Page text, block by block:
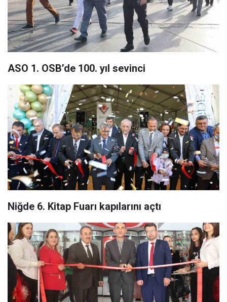
ASO 1. OSB’de 100. yıl sevinci
Niğde 6. Kitap Fuarı kapılarını açtı